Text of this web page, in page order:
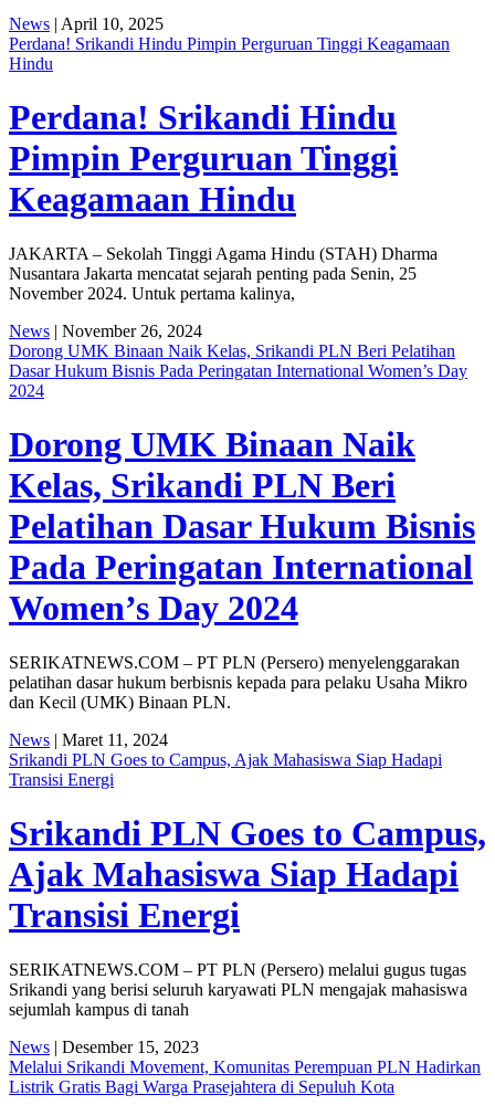
News | April 10, 2025
Perdana! Srikandi Hindu Pimpin Perguruan Tinggi Keagamaan
Hindu
Perdana! Srikandi Hindu
Pimpin Perguruan Tinggi
Keagamaan Hindu
JAKARTA – Sekolah Tinggi Agama Hindu (STAH) Dharma
Nusantara Jakarta mencatat sejarah penting pada Senin, 25
November 2024. Untuk pertama kalinya,
News | November 26, 2024
Dorong UMK Binaan Naik Kelas, Srikandi PLN Beri Pelatihan
Dasar Hukum Bisnis Pada Peringatan International Women’s Day
2024
Dorong UMK Binaan Naik
Kelas, Srikandi PLN Beri
Pelatihan Dasar Hukum Bisnis
Pada Peringatan International
Women’s Day 2024
SERIKATNEWS.COM – PT PLN (Persero) menyelenggarakan
pelatihan dasar hukum berbisnis kepada para pelaku Usaha Mikro
dan Kecil (UMK) Binaan PLN.
News | Maret 11, 2024
Srikandi PLN Goes to Campus, Ajak Mahasiswa Siap Hadapi
Transisi Energi
Srikandi PLN Goes to Campus,
Ajak Mahasiswa Siap Hadapi
Transisi Energi
SERIKATNEWS.COM – PT PLN (Persero) melalui gugus tugas
Srikandi yang berisi seluruh karyawati PLN mengajak mahasiswa
sejumlah kampus di tanah
News | Desember 15, 2023
Melalui Srikandi Movement, Komunitas Perempuan PLN Hadirkan
Listrik Gratis Bagi Warga Prasejahtera di Sepuluh Kota